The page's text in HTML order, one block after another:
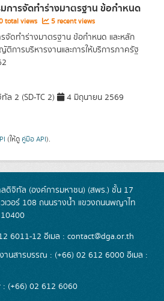
การจัดทำร่างมาตรฐาน ข้อกำหนด
total views 5 recent views
จัดทำร่างมาตรฐาน ข้อกำหนด และหลัก
การบริหารงานและการให้บริการภาครัฐ
2 (SD-TC 2) 4 มิถุนายน 2569
(ให้ดู คู่มือ API).
ดิจิทัล (องค์การมหาชน) (สพร.) ชั้น 17
เวอร์ 108 ถนนรางน้ำ แขวงถนนพญาไท
10400
6011-12 อีเมล : contact@dga.or.th
านสารบรรณ : (+66) 02 612 6000 อีเมล :
: (+66) 02 612 6060